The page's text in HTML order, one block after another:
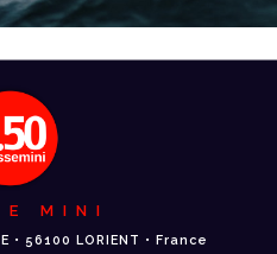
MINI
• 56100 LORIENT • France